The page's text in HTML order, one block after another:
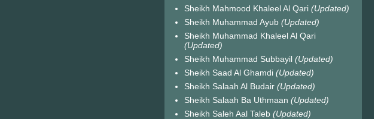
Sheikh Mahmood Khaleel Al Qari (Updated)
Sheikh Muhammad Ayub (Updated)
Sheikh Muhammad Khaleel Al Qari
(Updated)
Sheikh Muhammad Subbayil (Updated)
Sheikh Saad Al Ghamdi (Updated)
Sheikh Salaah Al Budair (Updated)
Sheikh Salaah Ba Uthmaan (Updated)
Sheikh Saleh Aal Taleb (Updated)